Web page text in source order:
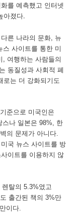
를 예측했고 인터넷
아졌다.
른 나라의 문화, 뉴
사이트를 통한 미
여행하는 사람들의
동질성과 사회적 폐
는 더 강화되기도
준으로 미국인은
스나 일본은 98%, 한
의 문제가 아니다.
국 뉴스 사이트를 방
이트를 이용하지 않
탈의 5.3%였고
출간된 책의 3%만
이다.